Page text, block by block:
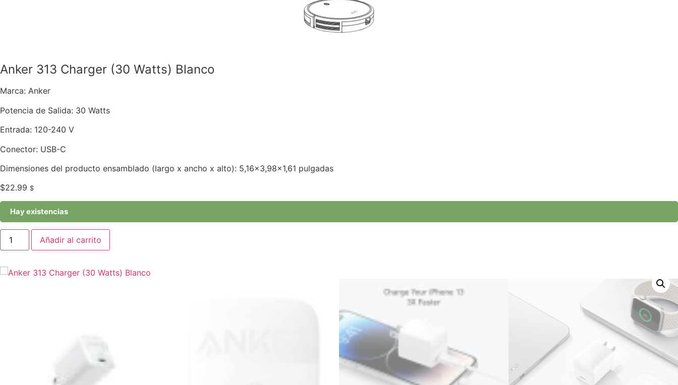
Anker 313 Charger (30 Watts) Blanco
Marca: Anker
Potencia de Salida: 30 Watts
Entrada: 120-240 V
Conector: USB-C
Dimensiones del producto ensamblado (largo x ancho x alto): 5,16×3,98×1,61 pulgadas
$22.99 $
Hay existencias
Anker
313
Charger
Watts)
Blanco
Añadir al carrito